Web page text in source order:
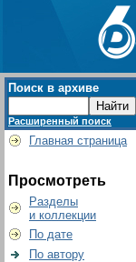
Поиск в архиве
Расширенный поиск
Главная страница
Просмотреть
Разделы
и коллекции
По дате
По автору